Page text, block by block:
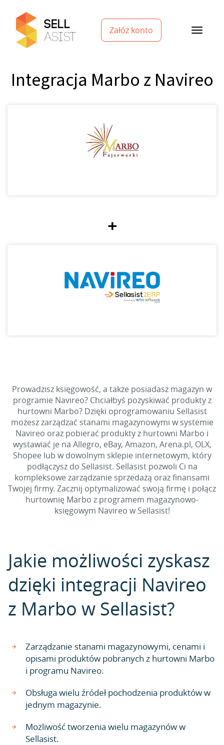
Załóż konto
Integracja Marbo z Navireo
+
Prowadzisz księgowość, a także posiadasz magazyn w
programie Navireo? Chciałbyś pozyskiwać produkty z
hurtowni Marbo? Dzięki oprogramowaniu Sellasist
możesz zarządzać stanami magazynowymi w systemie
Navireo oraz pobierać produkty z hurtowni Marbo i
wystawiać je na Allegro, eBay, Amazon, Arena.pl, OLX,
Shopee lub w dowolnym sklepie internetowym, który
podłączysz do Sellasist. Sellasist pozwoli Ci na
kompleksowe zarządzanie sprzedażą oraz finansami
Twojej firmy. Zacznij optymalizować swoją firmę i połącz
hurtownię Marbo z programem magazynowo-
księgowym Navireo w Sellasist!
Jakie możliwości zyskasz
dzięki integracji Navireo
z Marbo w Sellasist?
Zarządzanie stanami magazynowymi, cenami i
opisami produktów pobranych z hurtowni Marbo
i programu Navireo.
Obsługa wielu źródeł pochodzenia produktów w
jednym magazynie.
Możliwość tworzenia wielu magazynów w
Sellasist.